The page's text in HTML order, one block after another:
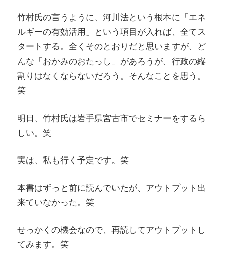
竹村氏の言うように、河川法という根本に「エネ
ルギーの有効活用」という項目が入れば、全てス
タートする。全くそのとおりだと思いますが、ど
んな「おかみのおたっし」があろうが、行政の縦
割りはなくならないだろう。そんなことを思う。
笑
明日、竹村氏は岩手県宮古市でセミナーをするら
しい。笑
実は、私も行く予定です。笑
本書はずっと前に読んでいたが、アウトプット出
来ていなかった。笑
せっかくの機会なので、再読してアウトプットし
てみます。笑